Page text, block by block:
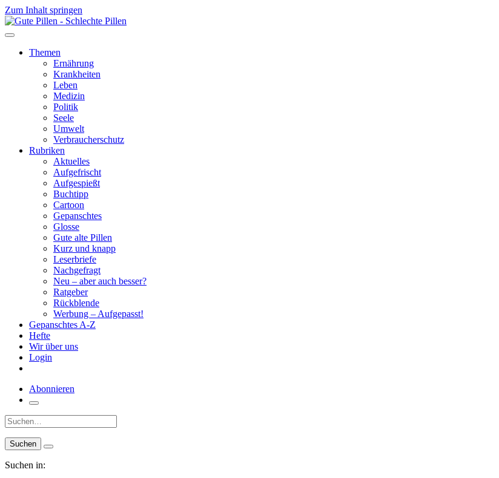
Zum Inhalt springen
Themen
Ernährung
Krankheiten
Leben
Medizin
Politik
Seele
Umwelt
Verbraucherschutz
Rubriken
Aktuelles
Aufgefrischt
Aufgespießt
Buchtipp
Cartoon
Gepanschtes
Glosse
Gute alte Pillen
Kurz und knapp
Leserbriefe
Nachgefragt
Neu – aber auch besser?
Ratgeber
Rückblende
Werbung – Aufgepasst!
Gepanschtes A-Z
Hefte
Wir über uns
Login
Abonnieren
Suche:
Suchen in: